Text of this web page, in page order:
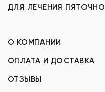
ДЛЯ ЛЕЧЕНИЯ
О КОМПАНИИ
ОПЛАТА И ДОСТАВКА
ОТЗЫВЫ